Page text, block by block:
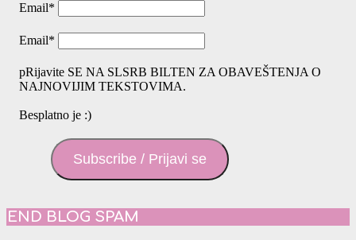
Email*
Email*
pRijavite SE NA SLSRB BILTEN ZA OBAVEŠTENJA O
NAJNOVIJIM TEKSTOVIMA.
Besplatno je :)
Subscribe / Prijavi se
END BLOG SPAM